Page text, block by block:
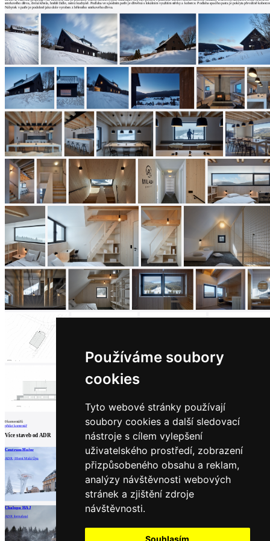
Používáme soubory
cookies
Tyto webové stránky používají
soubory cookies a další sledovací
nástroje s cílem vylepšení
uživatelského prostředí, zobrazení
přizpůsobeného obsahu a reklam,
analýzy návštěvnosti webových
stránek a zjištění zdroje
návštěvnosti.
Souhlasím
smrkového dřeva, černá křesla, hnědé židle, nerez kuchyně. Podlaha ve spodním patře je dřevěná s lokálním využitím stěrky a koberce. Podlaha spacího patra je pokryta převážně
Nábytek v patře je podobně jako dole vyroben z běleného smrkového dřeva.
0komentářů
přidat komentář
Více staveb odADR
Centrum Hořec
ADR | Horní Malá Úpa
Obslužná stanice vleku Chata Bučina
Chalupa HAJ
ADR formafatal
architektů
Katalog
dodavatelů
Vložit
inzerát
do
burzy
práce
Newsletter
Přihlaste se k odběru našeho pravidelného
týdenního newsletteru:
Fill in „nospam“
© Archiweb, s.r.o. 1997-2026
ISSN: 1801-3902